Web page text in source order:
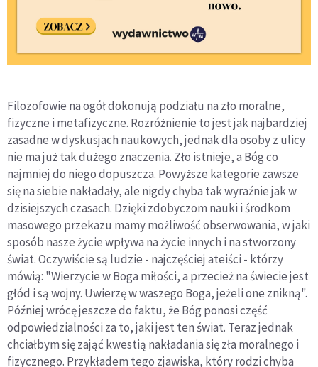
Filozofowie na ogół dokonują podziału na zło moralne,
fizyczne i metafizyczne. Rozróżnienie to jest jak najbardziej
zasadne w dyskusjach naukowych, jednak dla osoby z ulicy
nie ma już tak dużego znaczenia. Zło istnieje, a Bóg co
najmniej do niego dopuszcza. Powyższe kategorie zawsze
się na siebie nakładały, ale nigdy chyba tak wyraźnie jak w
dzisiejszych czasach. Dzięki zdobyczom nauki i środkom
masowego przekazu mamy możliwość obserwowania, w jaki
sposób nasze życie wpływa na życie innych i na stworzony
świat. Oczywiście są ludzie - najczęściej ateiści - którzy
mówią: "Wierzycie w Boga miłości, a przecież na świecie jest
głód i są wojny. Uwierzę w waszego Boga, jeżeli one znikną".
Później wrócę jeszcze do faktu, że Bóg ponosi część
odpowiedzialności za to, jaki jest ten świat. Teraz jednak
chciałbym się zająć kwestią nakładania się zła moralnego i
fizycznego. Przykładem tego zjawiska, który rodzi chyba